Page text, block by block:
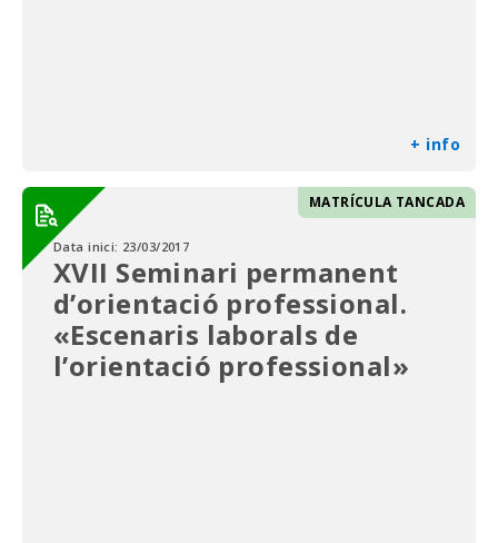
+ info
MATRÍCULA TANCADA
Data inici: 23/03/2017
XVII Seminari permanent
d’orientació professional.
«Escenaris laborals de
l’orientació professional»